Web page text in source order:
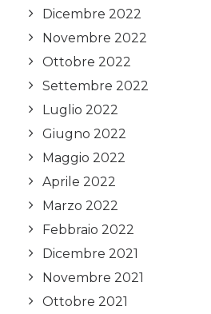
Dicembre 2022
Novembre 2022
Ottobre 2022
Settembre 2022
Luglio 2022
Giugno 2022
Maggio 2022
Aprile 2022
Marzo 2022
Febbraio 2022
Dicembre 2021
Novembre 2021
Ottobre 2021